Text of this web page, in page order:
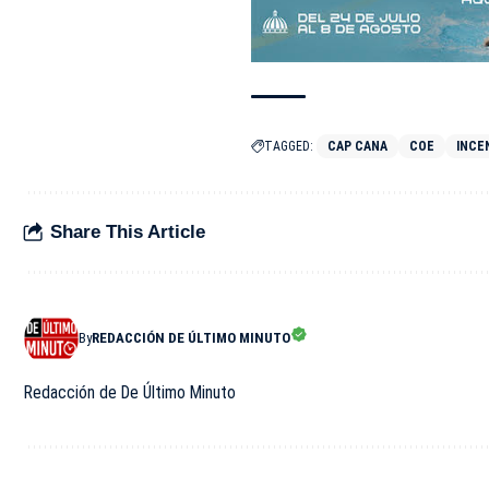
TAGGED: CAP CANA COE
Share This Article
ByREDACCIÓN DE ÚLTIMO MINUTO
Redacción de De Último Minuto